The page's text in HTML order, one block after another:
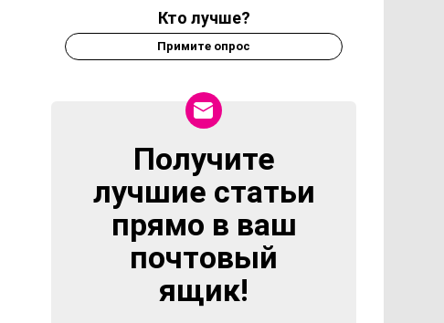
Кто лучше?
Примите опрос
NEWSLETTER
Получите
лучшие статьи
прямо в ваш
почтовый
ящик!